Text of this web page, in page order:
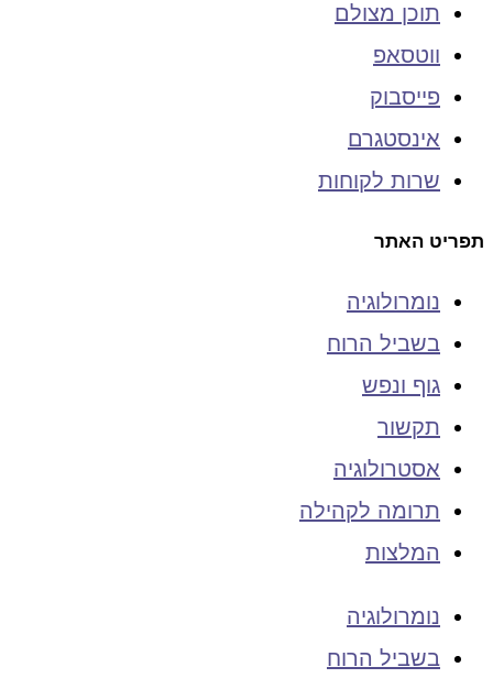
תוכן מצולם
ווטסאפ
פייסבוק
אינסטגרם
שרות לקוחות
תפריט האתר
נומרולוגיה
בשביל הרוח
גוף ונפש
תקשור
אסטרולוגיה
תרומה לקהילה
המלצות
נומרולוגיה
בשביל הרוח